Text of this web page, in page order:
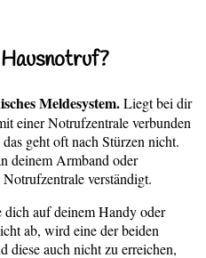
Meldesystem.Liegt bei dir
einer Notrufzentrale verbunden
geht oft nach Stürzen nicht.
deinem Armband oder
verständigt.
dich auf deinem Handy oder
ab, wird eine der beiden
diese auch nicht zu erreichen,